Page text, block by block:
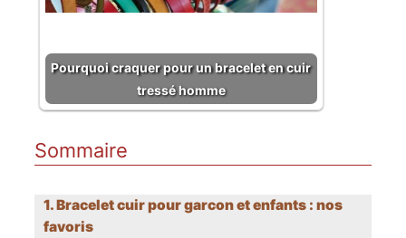
Pourquoi craquer pour un bracelet en cuir
tressé homme
Sommaire
Bracelet cuir pour garcon et enfants : nos
favoris